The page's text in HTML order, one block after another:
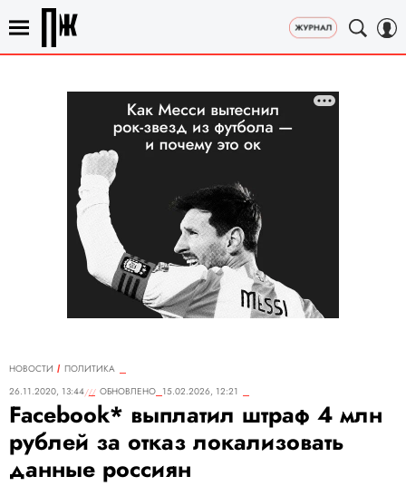
НОВОСТИ
ПОЛИТИКА
26.11.2020, 13:44
ОБНОВЛЕНО 15.02.2026, 12:21
Facebook* выплатил штраф 4 млн
рублей за отказ локализовать
данные россиян